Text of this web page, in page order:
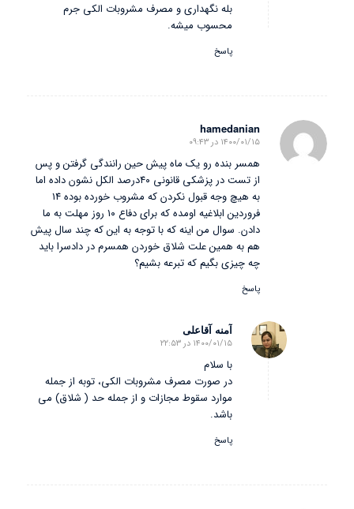
بله نگهداری و مصرف مشروبات الکی جرم
محسوب میشه.
پاسخ
hamedanian
گفته:
۱۴۰۰/۰۱/۱۵ در ۰۹:۴۳
همسر بنده رو یک ماه پیش حین رانندگی گرفتن و پس
از تست در پزشکی قانونی ۴۰درصد الکل نشون داده اما
به هیچ وجه قبول نکردن که مشروب خورده بوده ۱۴
فروردین ابلاغیه اومده که برای دفاع ۱۰ روز مهلت به ما
دادن. سوال من اینه که با توجه به این که چند سال پیش
هم به همین علت شلاق خوردن همسرم در دادسرا باید
چه چیزی بگیم که تبرعه بشیم؟
پاسخ
آمنه آقاعلی
گفته:
۱۴۰۰/۰۱/۱۵ در ۲۲:۵۳
با سلام
در صورت مصرف مشروبات الکی، توبه از جمله
موارد سقوط مجازات و از جمله حد ( شلاق) می
باشد.
پاسخ